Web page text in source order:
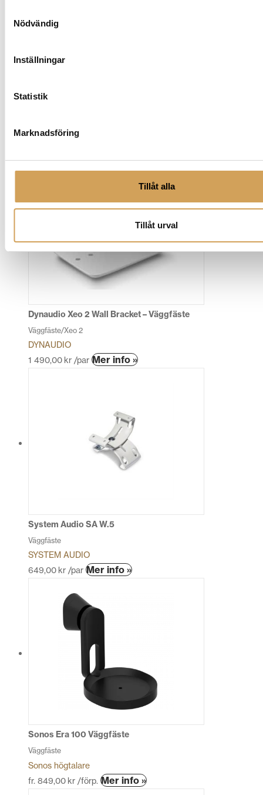
Nödvändig
Inställningar
Statistik
Marknadsföring
Tillåt alla
Tillåt urval
Dynaudio Xeo 2 Wall Bracket – Väggfäste
Väggfäste/Xeo 2
DYNAUDIO
1 490,00 kr /par Mer info »Den
olika
System Audio SA W.5
Väggfäste
SYSTEM AUDIO
649,00 kr /par Mer info »
Sonos Era 100 Väggfäste
Väggfäste
Sonos högtalare
fr. 849,00 kr /förp. Mer info »Den